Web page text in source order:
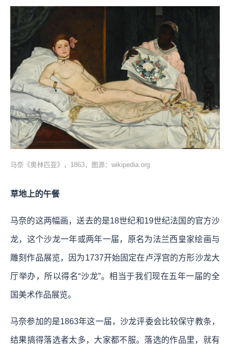
马奈《奥林匹亚》，1863，图源：wikipedia.org
草地上的午餐
马奈的这两幅画，送去的是18世纪和19世纪法国的官方沙
龙，这个沙龙一年或两年一届，原名为法兰西皇家绘画与
雕刻作品展览，因为1737开始固定在卢浮宫的方形沙龙大
厅举办，所以得名“沙龙”。相当于我们现在五年一届的全
国美术作品展览。
马奈参加的是1863年这一届，沙龙评委会比较保守教条，
结果搞得落选者太多，大家都不服。落选的作品里，就有